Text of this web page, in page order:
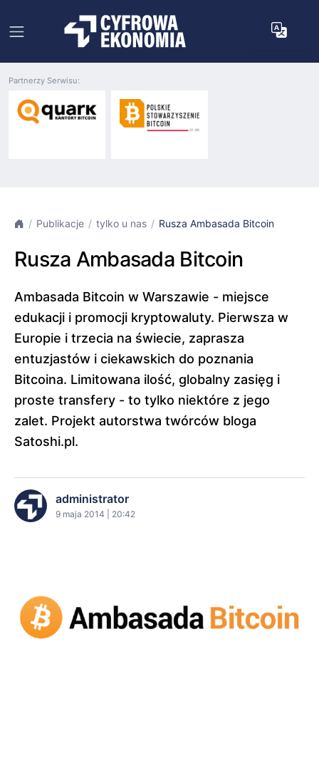
Partnerzy Serwisu:
Publikacje tylko u nas Rusza Ambasada Bitcoin
Rusza Ambasada Bitcoin
Ambasada Bitcoin w Warszawie - miejsce
edukacji i promocji kryptowaluty. Pierwsza w
Europie i trzecia na świecie, zaprasza
entuzjastów i ciekawskich do poznania
Bitcoina. Limitowana ilość, globalny zasięg i
proste transfery - to tylko niektóre z jego
zalet. Projekt autorstwa twórców bloga
Satoshi.pl.
administrator
9 maja 2014 | 20:42